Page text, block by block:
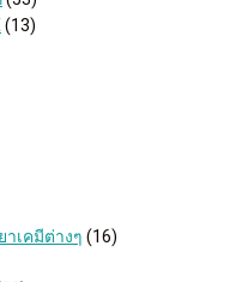
(13)
าเคมีต่างๆ(16)